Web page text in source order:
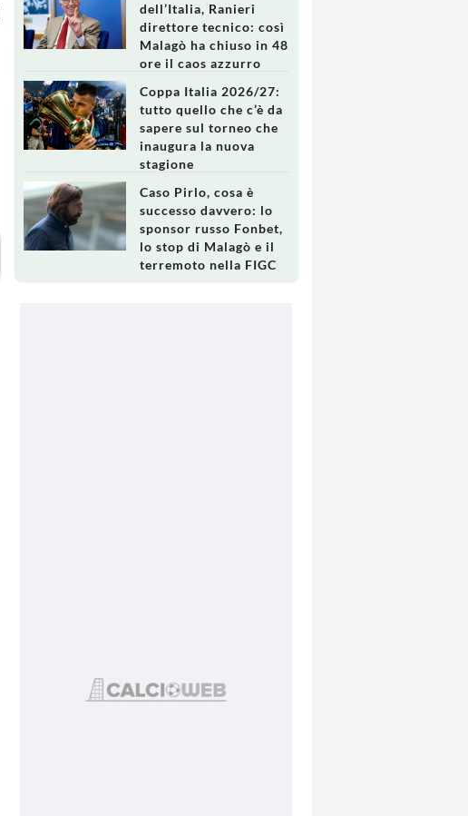
dell’Italia, Ranieri
direttore tecnico: così
Malagò ha chiuso in 48
ore il caos azzurro
Coppa Italia 2026/27:
tutto quello che c’è da
sapere sul torneo che
inaugura la nuova
stagione
Caso Pirlo, cosa è
successo davvero: lo
sponsor russo Fonbet,
lo stop di Malagò e il
terremoto nella FIGC